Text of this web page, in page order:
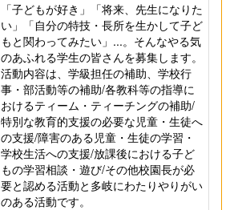
「子どもが好き」「将来、先生になりた
い」「自分の特技・長所を生かして子ど
もと関わってみたい」...。そんなやる気
のあふれる学生の皆さんを募集します。
活動内容は、学級担任の補助、学校行
事・部活動等の補助/各教科等の指導に
おけるティーム・ティーチングの補助/
特別な教育的支援の必要な児童・生徒へ
の支援/障害のある児童・生徒の学習・
学校生活への支援/放課後における子ど
もの学習相談・遊び/その他校園長が必
要と認める活動と多岐にわたりやりがい
のある活動です。